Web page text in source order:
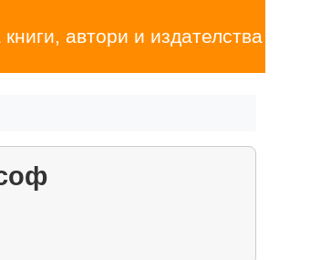
книги, автори и издателства